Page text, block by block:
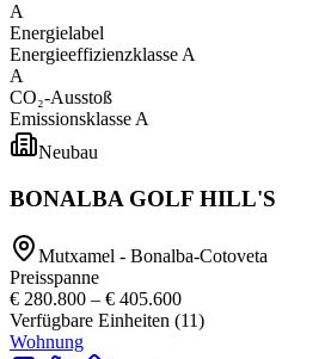
A
Energielabel
Energieeffizienzklasse A
A
CO₂-Ausstoß
Emissionsklasse A
Neubau
BONALBA GOLF HILL'S
Mutxamel - Bonalba-Cotoveta
Preisspanne
€ 280.800 – € 405.600
Verfügbare Einheiten (11)
Wohnung